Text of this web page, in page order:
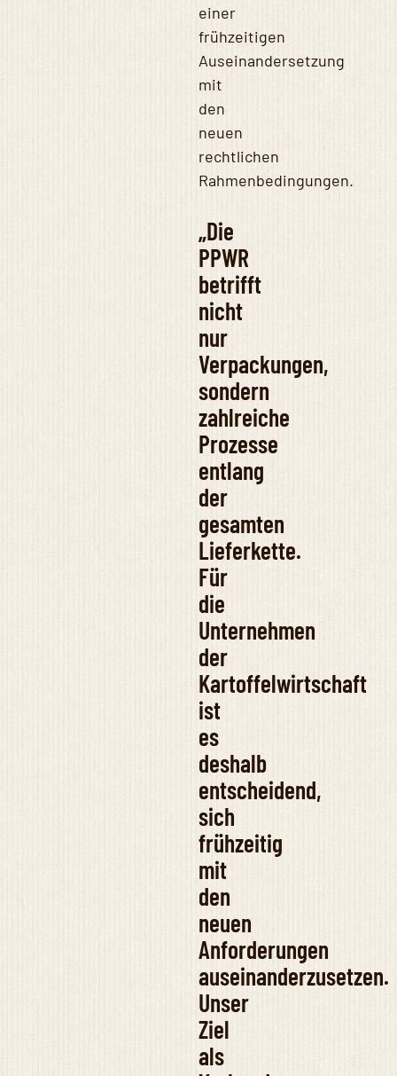
einer
frühzeitigen
Auseinandersetzung
mit
den
neuen
rechtlichen
Rahmenbedingungen.
„Die
PPWR
betrifft
nicht
nur
Verpackungen,
sondern
zahlreiche
Prozesse
entlang
der
gesamten
Lieferkette.
Für
die
Unternehmen
der
Kartoffelwirtschaft
ist
es
deshalb
entscheidend,
sich
frühzeitig
mit
den
neuen
Anforderungen
auseinanderzusetzen.
Unser
Ziel
als